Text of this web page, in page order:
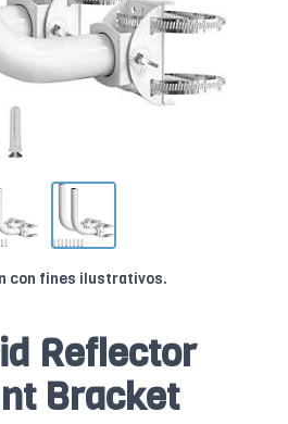
con fines ilustrativos.
Reflector
Bracket